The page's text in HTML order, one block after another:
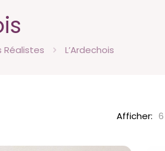
Réalistes L’Ardechois
Afficher: 6